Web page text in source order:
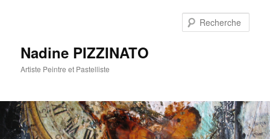
Nadine PIZZINATO
Artiste Peintre et Pastelliste